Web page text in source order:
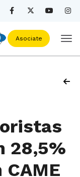
Asociate
28,5%
CAME